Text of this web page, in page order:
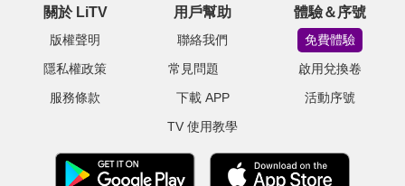
關於 LiTV
版權聲明
隱私權政策
服務條款
用戶幫助
聯絡我們
常見問題
下載 APP
TV 使用教學
體驗＆序號
免費體驗
啟用兌換卷
活動序號